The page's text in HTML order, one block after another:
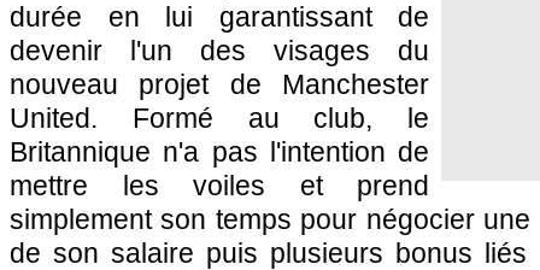
durée en lui garantissant de
devenir l'un des visages du
nouveau projet de Manchester
United. Formé au club, le
Britannique n'a pas l'intention de
mettre les voiles et prend
simplement son temps pour négocier
de son salaire puis plusieurs bonus liés